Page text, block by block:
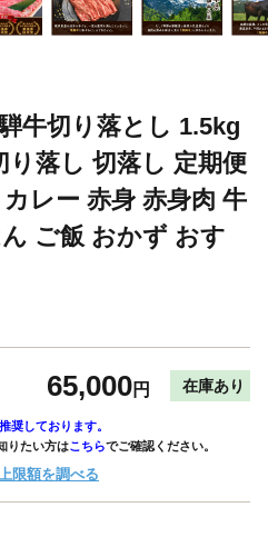
牛切り落とし 1.5kg
り落し 切落し 定期便
レー 赤身 赤身肉 牛
ご飯 おかず おす
65,000円 在庫あり
奨しております。
りたい方はこちらでご確認ください。
上限額を調べる